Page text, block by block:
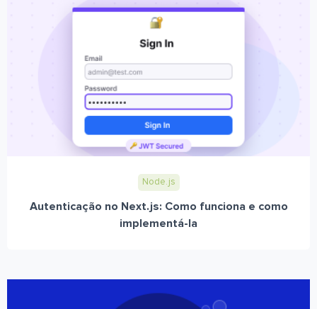
Node.js
Autenticação no Next.js: Como funciona e como
implementá-la